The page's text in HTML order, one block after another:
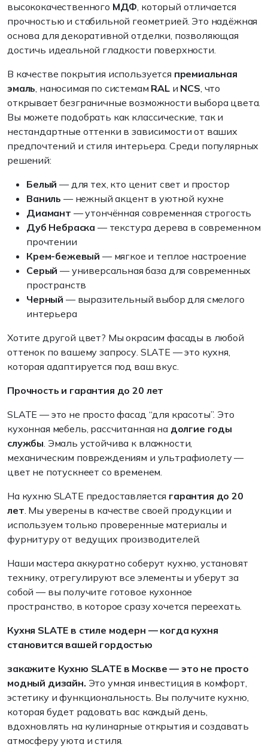
высококачественного МДФ, который отличается
прочностью и стабильной геометрией. Это надёжная
основа для декоративной отделки, позволяющая
достичь идеальной гладкости поверхности.
В качестве покрытия используется премиальная
эмаль, наносимая по системам RALи NCS, что
открывает безграничные возможности выбора цвета.
Вы можете подобрать как классические, так и
нестандартные оттенки в зависимости от ваших
предпочтений и стиля интерьера. Среди популярных
решений:
Белый — для тех, кто ценит свет и простор
Ваниль — нежный акцент в уютной кухне
Диамант — утончённая современная строгость
Дуб Небраска — текстура дерева в современном
прочтении
Крем-бежевый — мягкое и теплое настроение
Серый — универсальная база для современных
пространств
Черный — выразительный выбор для смелого
интерьера
Хотите другой цвет? Мы окрасим фасады в любой
оттенок по вашему запросу. SLATE — это кухня,
которая адаптируется под ваш вкус.
Прочность и гарантия до 20 лет
SLATE — это не просто фасад “для красоты”. Это
кухонная мебель, рассчитанная на долгие годы
службы. Эмаль устойчива к влажности,
механическим повреждениям и ультрафиолету —
цвет не потускнеет со временем.
На кухню SLATE предоставляется гарантия до 20
лет. Мы уверены в качестве своей продукции и
используем только проверенные материалы и
фурнитуру от ведущих производителей.
Наши мастера аккуратно соберут кухню, установят
технику, отрегулируют все элементы и уберут за
собой — вы получите готовое кухонное
пространство, в которое сразу хочется переехать.
Кухня SLATE в стиле модерн — когда кухня
становится вашей гордостью
закажите Кухню SLATE в Москве — это не просто
модный дизайн. Это умная инвестиция в комфорт,
эстетику и функциональность. Вы получите кухню,
которая будет радовать вас каждый день,
вдохновлять на кулинарные открытия и создавать
атмосферу уюта и стиля.